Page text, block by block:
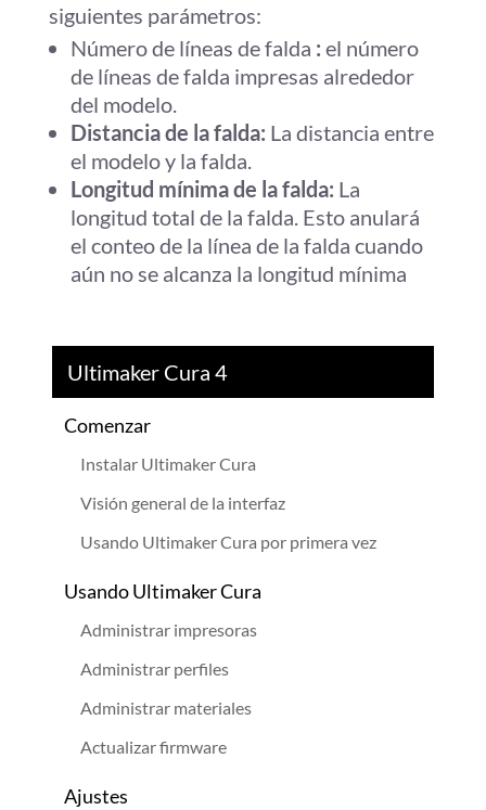
siguientes parámetros:
Número de líneas de falda : el número
de líneas de falda impresas alrededor
del modelo.
Distancia de la falda: La distancia entre
el modelo y la falda.
Longitud mínima de la falda: La
longitud total de la falda. Esto anulará
el conteo de la línea de la falda cuando
aún no se alcanza la longitud mínima
Ultimaker Cura 4
Comenzar
Instalar Ultimaker Cura
Visión general de la interfaz
Usando Ultimaker Cura por primera vez
Usando Ultimaker Cura
Administrar impresoras
Administrar perfiles
Administrar materiales
Actualizar firmware
Ajustes